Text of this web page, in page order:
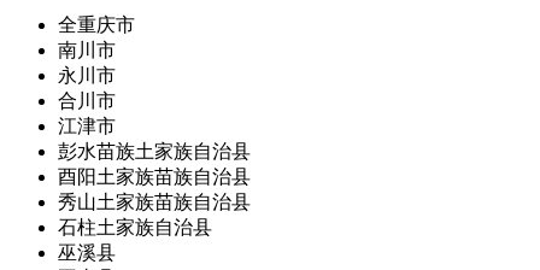
全重庆市
南川市
永川市
合川市
江津市
彭水苗族土家族自治县
酉阳土家族苗族自治县
秀山土家族苗族自治县
石柱土家族自治县
巫溪县